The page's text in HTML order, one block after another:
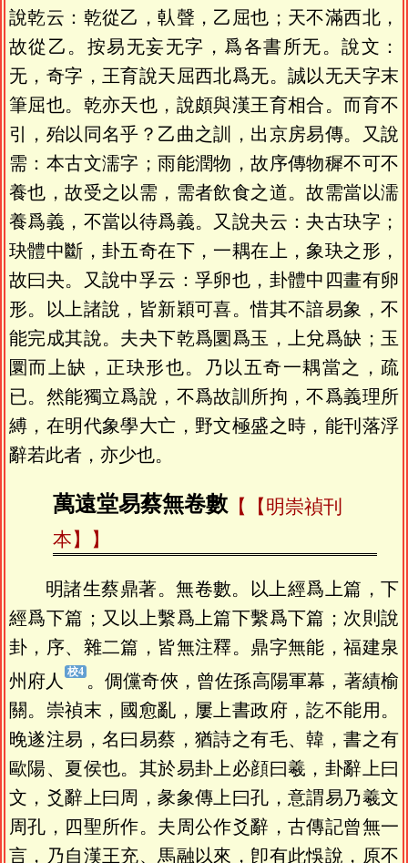
說乾云：乾從乙，倝聲，乙屈也；天不滿西北，
故從乙。按易无妄无字，爲各書所无。說文：
无，奇字，王育說天屈西北爲无。誠以无天字末
筆屈也。乾亦天也，說頗與漢王育相合。而育不
引，殆以同名乎？乙曲之訓，出京房易傳。又說
需：本古文濡字；雨能潤物，故序傳物穉不可不
養也，故受之以需，需者飲食之道。故需當以濡
養爲義，不當以待爲義。又說夬云：夬古玦字；
玦體中斷，卦五奇在下，一耦在上，象玦之形，
故曰夬。又說中孚云：孚卵也，卦體中四畫有卵
形。以上諸說，皆新穎可喜。惜其不諳易象，不
能完成其說。夫夬下乾爲圜爲玉，上兌爲缺；玉
圜而上缺，正玦形也。乃以五奇一耦當之，疏
已。然能獨立爲說，不爲故訓所拘，不爲義理所
縛，在明代象學大亡，野文極盛之時，能刊落浮
辭若此者，亦少也。
萬遠堂易蔡無卷數
【明崇禎刊
本】
明諸生蔡鼎著。無卷數。以上經爲上篇，下
經爲下篇；又以上繫爲上篇下繫爲下篇；次則說
卦，序、雜二篇，皆無注釋。鼎字無能，福建泉
州府人
。倜儻奇俠，曾佐孫高陽軍幕，著績榆
關。崇禎末，國愈亂，屢上書政府，訖不能用。
晚遂注易，名曰易蔡，猶詩之有毛、韓，書之有
歐陽、夏侯也。其於易卦上必顔曰羲，卦辭上曰
文，爻辭上曰周，彖象傳上曰孔，意謂易乃羲文
周孔，四聖所作。夫周公作爻辭，古傳記曾無一
言，乃自漢王充、馬融以來，卽有此悞說，原不